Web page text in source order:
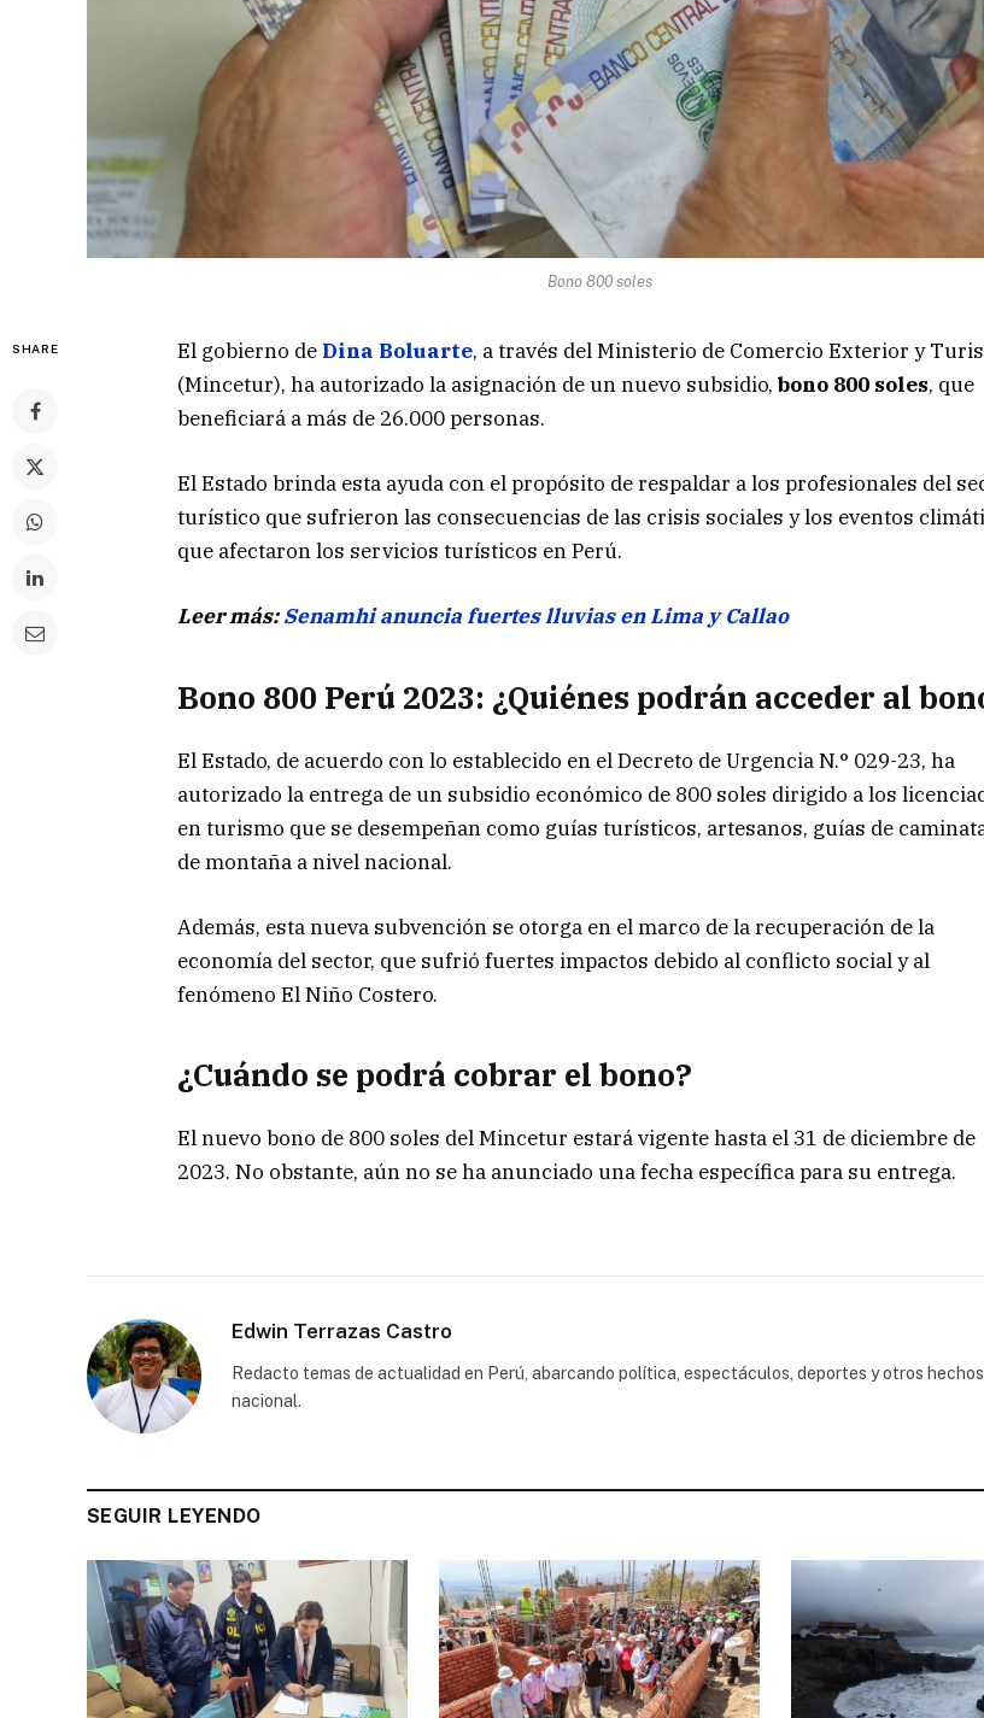
Bono 800 soles
SHARE El gobierno de Dina Boluarte, a través del Ministerio de Comercio Exterior y
(Mincetur), ha autorizado la asignación de un nuevo subsidio, bono 800 soles, que
beneficiará a más de 26.000 personas.
El Estado brinda esta ayuda con el propósito de respaldar a los profesionales del
turístico que sufrieron las consecuencias de las crisis sociales y los eventos
que afectaron los servicios turísticos en Perú.
Leer más:Senamhi anuncia fuertes lluvias en Lima y Callao
Bono 800 Perú 2023: ¿Quiénes podrán acceder al
El Estado, de acuerdo con lo establecido en el Decreto de Urgencia N.° 029-23, ha
autorizado la entrega de un subsidio económico de 800 soles dirigido a los
en turismo que se desempeñan como guías turísticos, artesanos, guías de
de montaña a nivel nacional.
Además, esta nueva subvención se otorga en el marco de la recuperación de la
economía del sector, que sufrió fuertes impactos debido al conflicto social y al
fenómeno El Niño Costero.
¿Cuándo se podrá cobrar el bono?
El nuevo bono de 800 soles del Mincetur estará vigente hasta el 31 de diciembre de
2023. No obstante, aún no se ha anunciado una fecha específica para su entrega.
Edwin Terrazas Castro
Redacto temas de actualidad en Perú, abarcando política, espectáculos, deportes y otros
nacional.
SEGUIR LEYENDO